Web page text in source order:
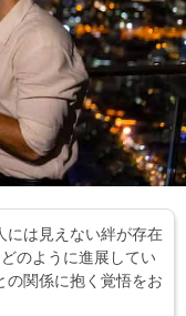
には見えない絆が存在
のように進展してい
の関係に抱く覚悟をお